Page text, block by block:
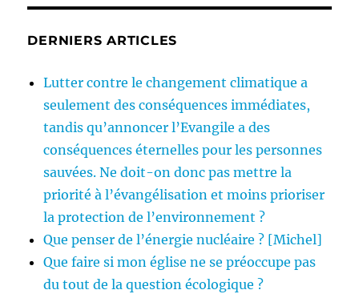
DERNIERS ARTICLES
Lutter contre le changement climatique a
seulement des conséquences immédiates,
tandis qu’annoncer l’Evangile a des
conséquences éternelles pour les personnes
sauvées. Ne doit-on donc pas mettre la
priorité à l’évangélisation et moins prioriser
la protection de l’environnement ?
Que penser de l’énergie nucléaire ? [Michel]
Que faire si mon église ne se préoccupe pas
du tout de la question écologique ?